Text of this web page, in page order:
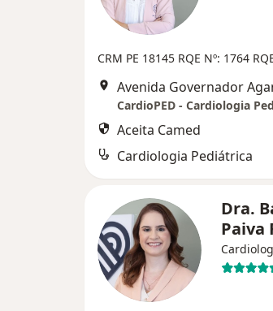
CRM PE 18145 RQE Nº: 1764
CardioPED - Cardiologia
Aceita Camed
Cardiologia Pediátrica
Dra.
Paiva